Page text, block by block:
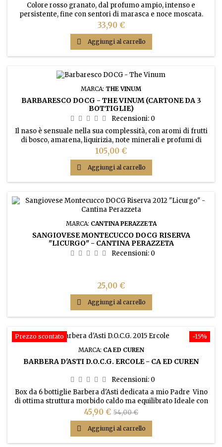
Colore rosso granato, dal profumo ampio, intenso e
persistente, fine con sentori di marasca e noce moscata.
Vino di grande struttura, risulta vellutato e avvolgente.
Prezzo
33,90 €
 Aggiungi al carrello
MARCA: THE VINUM
BARBARESCO DOCG - THE VINUM (CARTONE DA 3
BOTTIGLIE)
Recensioni: 0
Il naso è sensuale nella sua complessità, con aromi di frutti
di bosco, amarena, liquirizia, note minerali e profumi di
caffè. Il sapore è persistente, intenso e complesso con fini
tannini e una buona acidità; struttura robusta, ricca di frutta
matura.
Prezzo
105,00 €
 Aggiungi al carrello
MARCA: CANTINA PERAZZETA
SANGIOVESE MONTECUCCO DOCG RISERVA
"LICURGO" - CANTINA PERAZZETA
Recensioni: 0
Prezzo
25,00 €
 Aggiungi al carrello
-15%
Prezzo scontato
MARCA: CA ED CUREN
BARBERA D'ASTI D.O.C.G. ERCOLE - CA ED CUREN
Recensioni: 0
Box da 6 bottiglie Barbera d'Asti dedicata a mio Padre Vino
di ottima struttura morbido caldo ma equilibrato Ideale con
secondi piatti importanti, carni rosse, selvaggina formaggi
stagionati. Lungo periodo di affinamento in bottiglia.
Prezzo
45,90 € Prezzo
base
54,00 €
 Aggiungi al carrello